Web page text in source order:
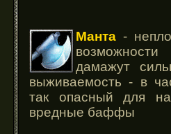
Манта -
дамажут
выживаемость - в
так опасный для
вредные баффы